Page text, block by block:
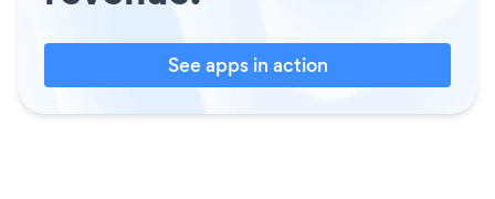
See apps in action